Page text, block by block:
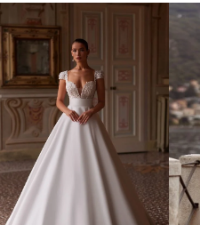
Poročna obleka 02